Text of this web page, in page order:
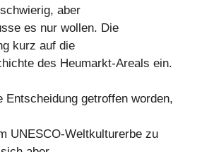
aber
es nur wollen. Die
kurz auf die
des Heumarkt-Areals ein.
Entscheidung getroffen worden,
UNESCO-Weltkulturerbe zu